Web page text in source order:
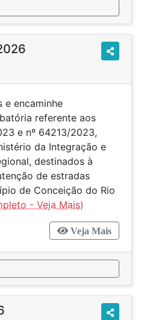
e encaminhe
referente aos
e nº 64213/2023,
da Integração e
destinados à
de estradas
de Conceição do Rio
Veja Mais